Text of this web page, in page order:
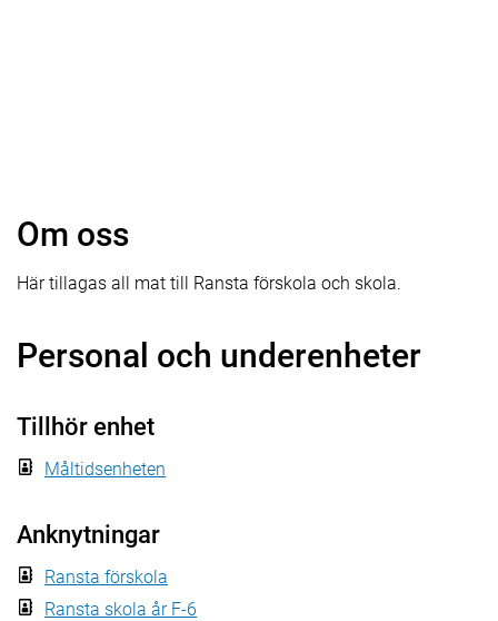
Om oss
Här tillagas all mat till Ransta förskola och skola.
Personal och underenheter
Tillhör enhet
Måltidsenheten
Anknytningar
Ransta förskola
Ransta skola år F-6